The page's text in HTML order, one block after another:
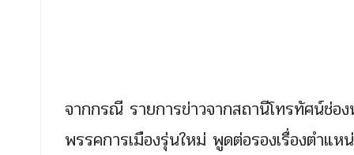
จากกรณี รายการข่าวจากสถานีโทรทัศน์ช่
พรรคการเมืองรุ่นใหม่ พูดต่อรองเรื่องตำแ